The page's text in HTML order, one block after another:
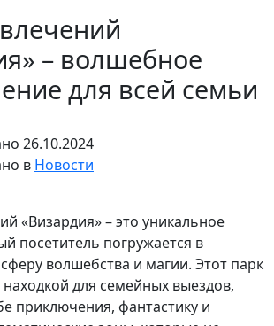
– волшебное
для всей семьи
26.10.2024
в Новости
«Визардия» – это уникальное
посетитель погружается в
волшебства и магии. Этот парк
для семейных выездов,
приключения, фантастику и